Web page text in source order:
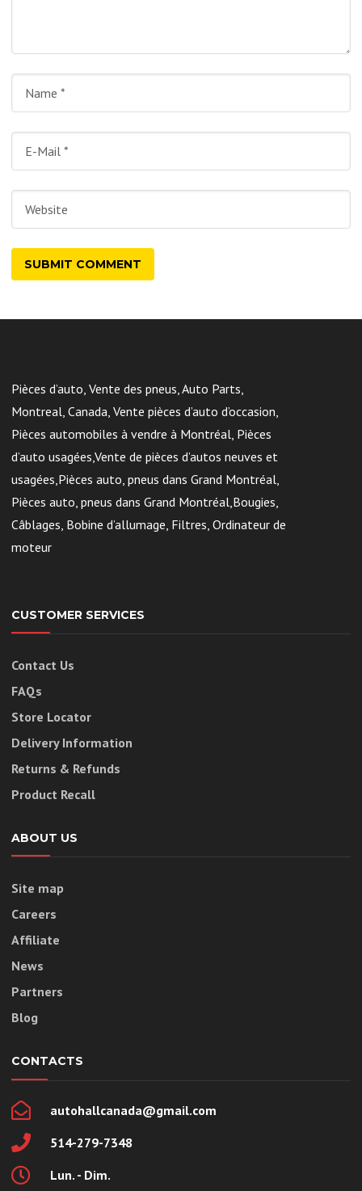
Pièces d’auto, Vente des pneus, Auto Parts,
Montreal, Canada, Vente pièces d’auto d’occasion,
Pièces automobiles à vendre à Montréal, Pièces
d’auto usagées,Vente de pièces d’autos neuves et
usagées,Pièces auto, pneus dans Grand Montréal,
Pièces auto, pneus dans Grand Montréal,Bougies,
Câblages, Bobine d’allumage, Filtres, Ordinateur de
moteur
CUSTOMER SERVICES
Contact Us
FAQs
Store Locator
Delivery Information
Returns & Refunds
Product Recall
ABOUT US
Site map
Careers
Affiliate
News
Partners
Blog
CONTACTS
autohallcanada@gmail.com
514-279-7348
Lun. - Dim.